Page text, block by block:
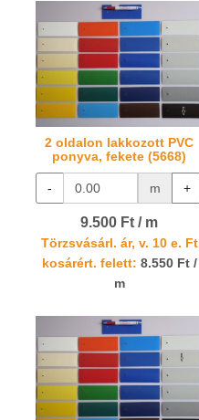
2 oldalon lakkozott PVC
ponyva, fekete (5668)
- m +
9.500 Ft / m
Törzsvásárl. ár, v. 10 e. Ft
kosárért. felett: 8.550 Ft /
m